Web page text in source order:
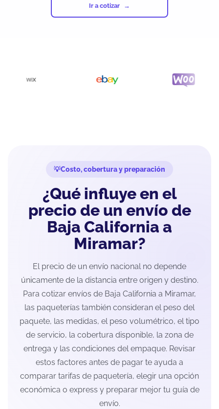
Ir a cotizar
Costo, cobertura y preparación
¿Qué influye en el
precio de un envío de
Baja California a
Miramar?
El precio de un envío nacional no depende
únicamente de la distancia entre origen y destino.
Para cotizar envíos de Baja California a Miramar,
las paqueterías también consideran el peso del
paquete, las medidas, el peso volumétrico, el tipo
de servicio, la cobertura disponible, la zona de
entrega y las condiciones del empaque. Revisar
estos factores antes de pagar te ayuda a
comparar tarifas de paquetería, elegir una opción
económica o express y preparar mejor tu guía de
envío.